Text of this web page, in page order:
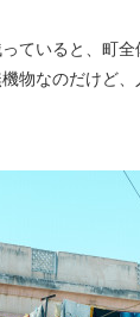
ていると、町
物なのだけど